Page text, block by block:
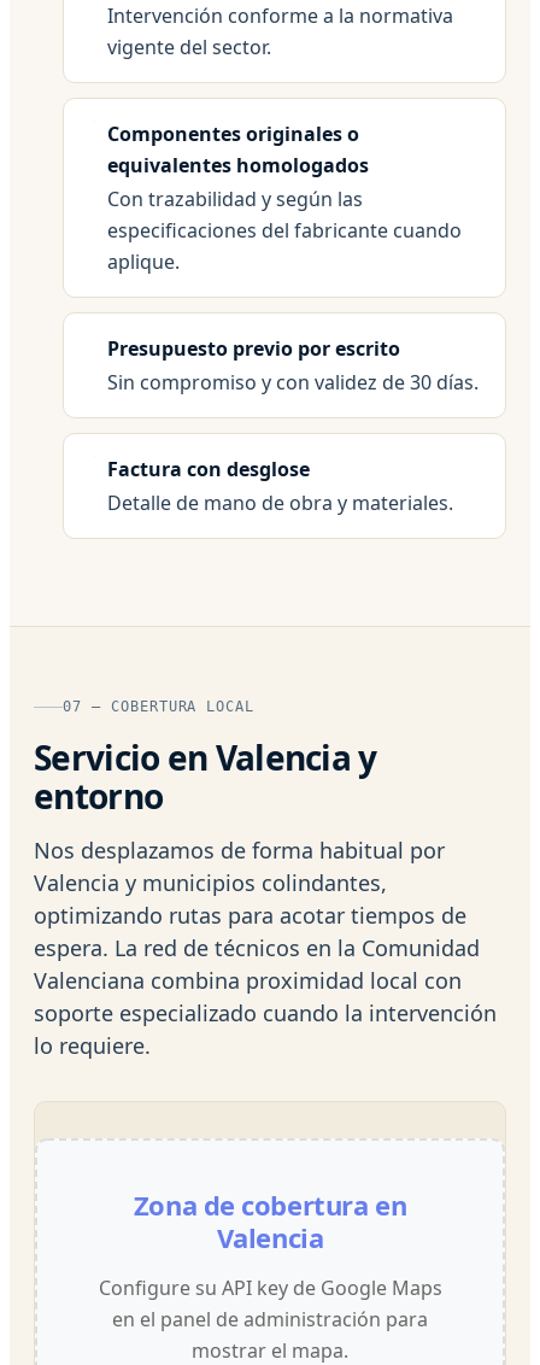
Intervención conforme a la normativa
vigente del sector.
Componentes originales o
equivalentes homologados
Con trazabilidad y según las
especificaciones del fabricante cuando
aplique.
Presupuesto previo por escrito
Sin compromiso y con validez de 30 días.
Factura con desglose
Detalle de mano de obra y materiales.
07 — COBERTURA LOCAL
Servicio en Valencia y
entorno
Nos desplazamos de forma habitual por
Valencia y municipios colindantes,
optimizando rutas para acotar tiempos de
espera. La red de técnicos en la Comunidad
Valenciana combina proximidad local con
soporte especializado cuando la intervención
lo requiere.
Zona de cobertura en
Valencia
Configure su API key de Google Maps
en el panel de administración para
mostrar el mapa.